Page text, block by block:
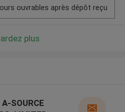
ouvrables après dépôt reçu
plus
A-SOURCE